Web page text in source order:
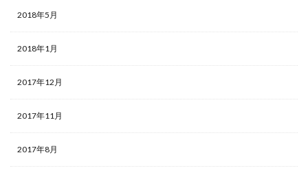
2018年5月
2018年1月
2017年12月
2017年11月
2017年8月